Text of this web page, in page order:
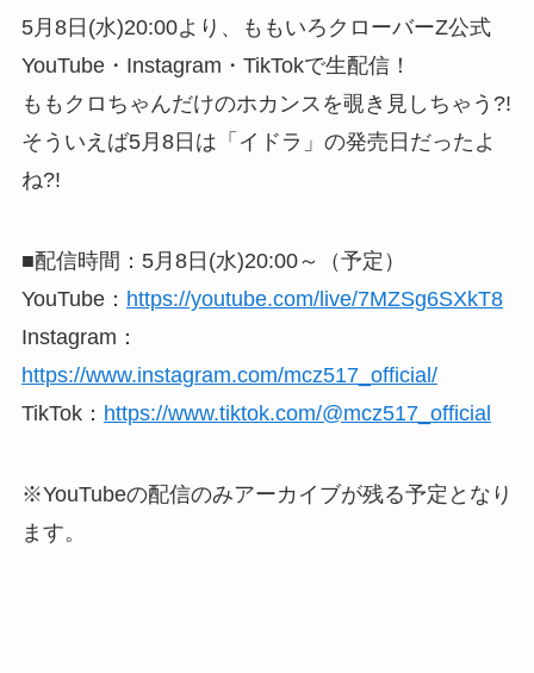
5月8日(水)20:00より、ももいろクローバーZ公式
YouTube・Instagram・TikTokで生配信！
ももクロちゃんだけのホカンスを覗き見しちゃう?!
そういえば5月8日は「イドラ」の発売日だったよ
ね?!
■配信時間：5月8日(水)20:00～（予定）
YouTube： https://youtube.com/live/7MZSg6SXkT8
Instagram：
https://www.instagram.com/mcz517_official/
TikTok： https://www.tiktok.com/@mcz517_official
※YouTubeの配信のみアーカイブが残る予定となり
ます。